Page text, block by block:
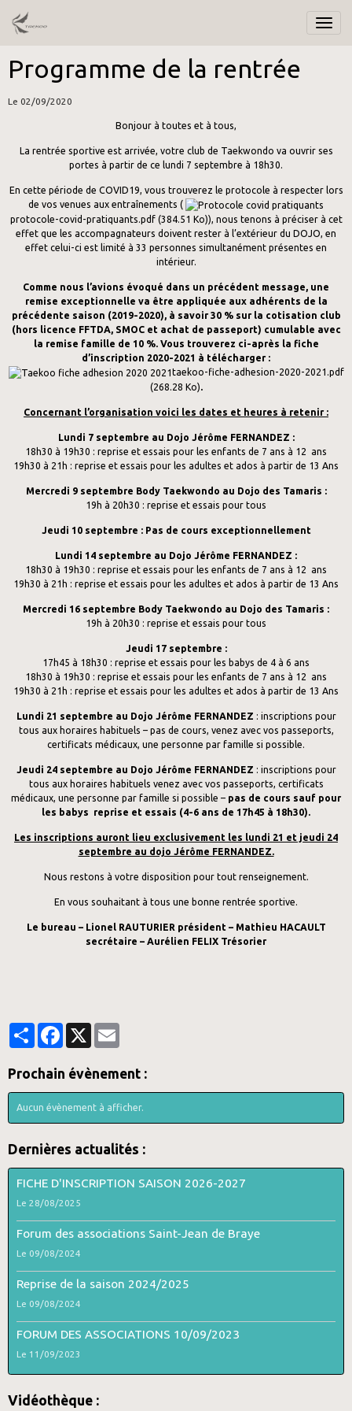
Programme de la rentrée
Le 02/09/2020
Bonjour à toutes et à tous,
La rentrée sportive est arrivée, votre club de Taekwondo va ouvrir ses
portes à partir de ce lundi 7 septembre à 18h30.
En cette période de COVID19, vous trouverez le protocole à respecter lors
de vos venues aux entraînements (
protocole-covid-pratiquants.pdf(384.51 Ko)), nous tenons à préciser à cet
effet que les accompagnateurs doivent rester à l’extérieur du DOJO, en
effet celui-ci est limité à 33 personnes simultanément présentes en
intérieur.
Comme nous l’avions évoqué dans un précédent message, une
remise exceptionnelle va être appliquée aux adhérents de la
précédente saison (2019-2020), à savoir 30 % sur la cotisation club
(hors licence FFTDA, SMOC et achat de passeport) cumulable avec
la remise famille de 10 %. Vous trouverez ci-après la fiche
d’inscription 2020-2021 à télécharger :
taekoo-fiche-adhesion-2020-2021.pdf
(268.28 Ko).
Concernant l’organisation voici les dates et heures à retenir :
Lundi 7 septembre au Dojo Jérôme FERNANDEZ :
18h30 à 19h30 : reprise et essais pour les enfants de 7 ans à 12 ans
19h30 à 21h : reprise et essais pour les adultes et ados à partir de 13 Ans
Mercredi 9 septembre Body Taekwondo au Dojo des Tamaris :
19h à 20h30 : reprise et essais pour tous
Jeudi 10 septembre : Pas de cours exceptionnellement
Lundi 14 septembre au Dojo Jérôme FERNANDEZ :
18h30 à 19h30 : reprise et essais pour les enfants de 7 ans à 12 ans
19h30 à 21h : reprise et essais pour les adultes et ados à partir de 13 Ans
Mercredi 16 septembre Body Taekwondo au Dojo des Tamaris :
19h à 20h30 : reprise et essais pour tous
Jeudi 17 septembre :
17h45 à 18h30 : reprise et essais pour les babys de 4 à 6 ans
18h30 à 19h30 : reprise et essais pour les enfants de 7 ans à 12 ans
19h30 à 21h : reprise et essais pour les adultes et ados à partir de 13 Ans
Lundi 21 septembre au Dojo Jérôme FERNANDEZ : inscriptions pour
tous aux horaires habituels – pas de cours, venez avec vos passeports,
certificats médicaux, une personne par famille si possible.
Jeudi 24 septembre au Dojo Jérôme FERNANDEZ : inscriptions pour
tous aux horaires habituels venez avec vos passeports, certificats
médicaux, une personne par famille si possible – pas de cours sauf pour
les babys reprise et essais (4-6 ans de 17h45 à 18h30).
Les inscriptions auront lieu exclusivement les lundi 21 et jeudi 24
septembre au dojo Jérôme FERNANDEZ.
Nous restons à votre disposition pour tout renseignement.
En vous souhaitant à tous une bonne rentrée sportive.
Le bureau – Lionel RAUTURIER président – Mathieu HACAULT
secrétaire – Aurélien FELIX Trésorier
PartagerFacebook
X
Prochain évènement :
Aucun évènement à afficher.
Dernières actualités :
FICHE D'INSCRIPTION SAISON 2026-2027
Le 28/08/2025
Forum des associations Saint-Jean de Braye
Le 09/08/2024
Reprise de la saison 2024/2025
Le 09/08/2024
FORUM DES ASSOCIATIONS 10/09/2023
Le 11/09/2023
Vidéothèque :